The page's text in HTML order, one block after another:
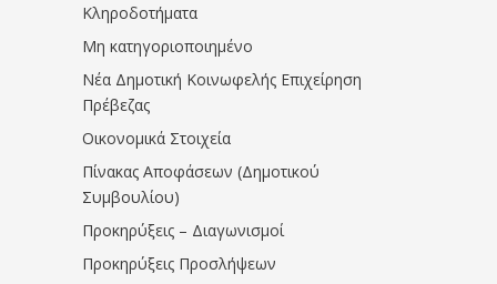
Κληροδοτήματα
Μη κατηγοριοποιημένο
Νέα Δημοτική Κοινωφελής Επιχείρηση
Πρέβεζας
Οικονομικά Στοιχεία
Πίνακας Αποφάσεων (Δημοτικού
Συμβουλίου)
Προκηρύξεις – Διαγωνισμοί
Προκηρύξεις Προσλήψεων